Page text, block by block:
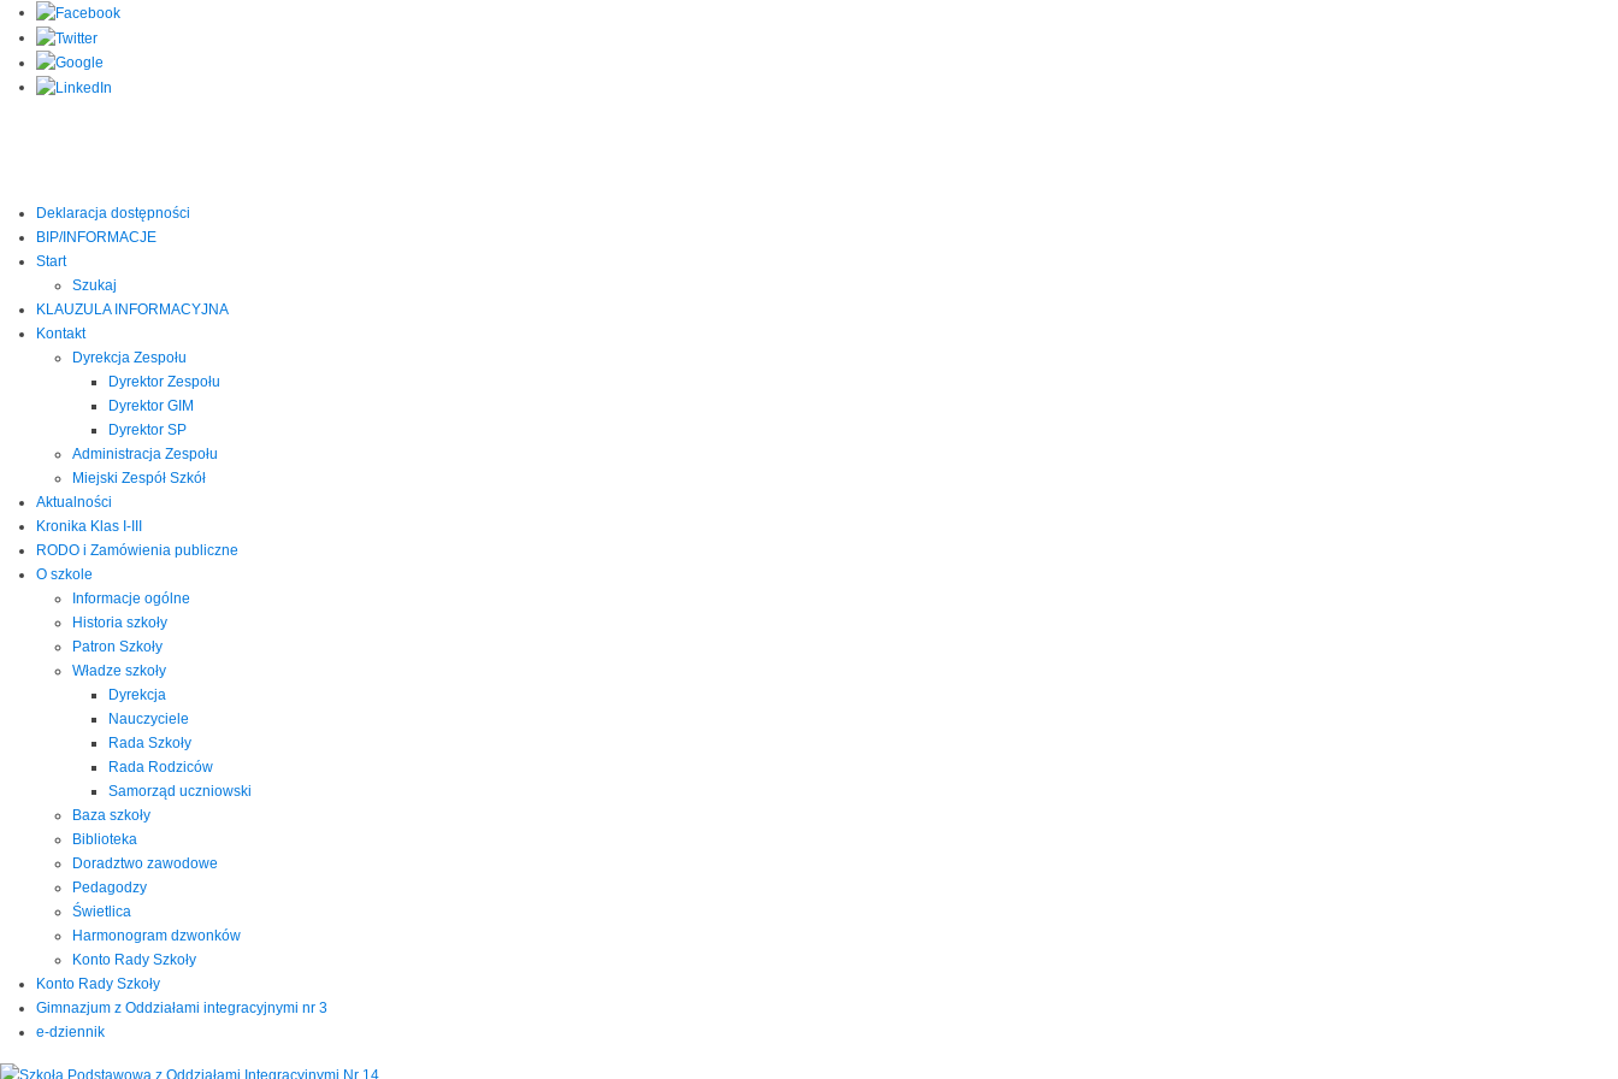
Deklaracja dostępności
BIP/INFORMACJE
Start
Szukaj
KLAUZULA INFORMACYJNA
Kontakt
Dyrekcja Zespołu
Dyrektor Zespołu
Dyrektor GIM
Dyrektor SP
Administracja Zespołu
Miejski Zespół Szkół
Aktualności
Kronika Klas I-III
RODO i Zamówienia publiczne
O szkole
Informacje ogólne
Historia szkoły
Patron Szkoły
Władze szkoły
Dyrekcja
Nauczyciele
Rada Szkoły
Rada Rodziców
Samorząd uczniowski
Baza szkoły
Biblioteka
Doradztwo zawodowe
Pedagodzy
Świetlica
Harmonogram dzwonków
Konto Rady Szkoły
Konto Rady Szkoły
Gimnazjum z Oddziałami integracyjnymi nr 3
e-dziennik